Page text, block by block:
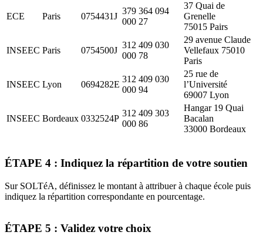
ECE Paris 0754431J
379 364 094
000 27
37 Quai de
Grenelle
75015 Pairs
INSEEC Paris 0754500J
312 409 030
000 78
29 avenue Claude
Vellefaux 75010
Paris
INSEEC Lyon 0694282E
312 409 030
000 94
25 rue de
l’Université
69007 Lyon
INSEEC Bordeaux 0332524P
312 409 303
000 86
Hangar 19 Quai
Bacalan
33000 Bordeaux
ÉTAPE 4 : Indiquez la répartition de votre soutien
Sur SOLTéA, définissez le montant à attribuer à chaque école puis
indiquez la répartition correspondante en pourcentage.
ÉTAPE 5 : Validez votre choix